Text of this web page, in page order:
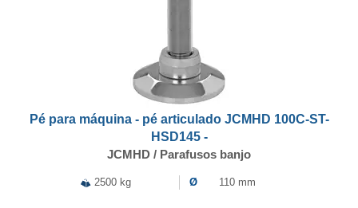
Pé para máquina - pé articulado JCMHD 100C-ST-
HSD145 -
JCMHD / Parafusos banjo
2500 kg Ø 110 mm